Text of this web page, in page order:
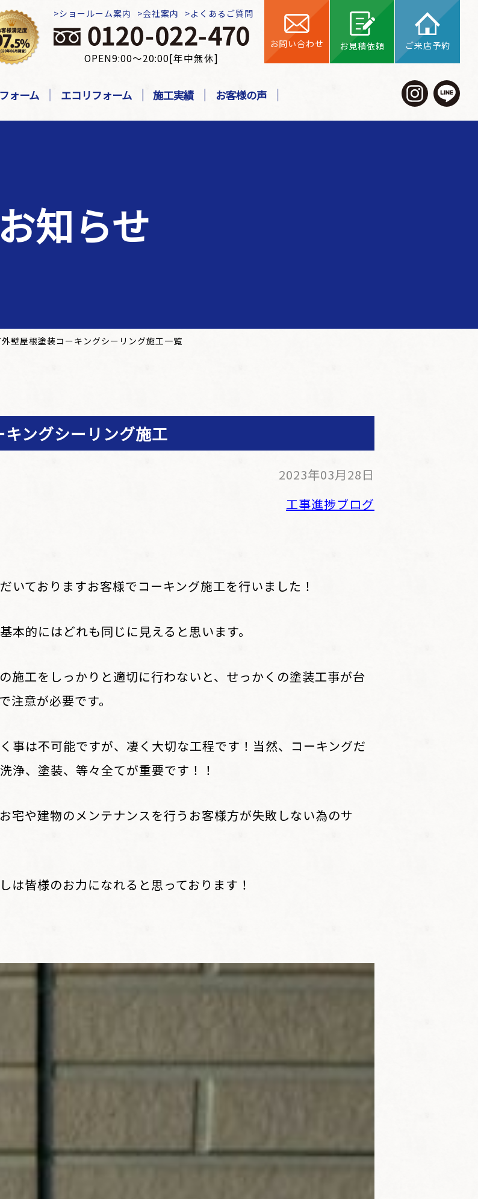
ショールーム案内 会社案内 よくあるご質問
OPEN9:00～20:00[年中無休]
お問い合わせ お見積依頼 ご来店予約
ォーム エコリフォーム 施工実績 お客様の声
お知らせ
壁屋根塗装コーキングシーリング施工一覧
ングシーリング施工
2023年03月28日
工事進捗ブログ
いておりますお客様でコーキング施工を行いました！
的にはどれも同じに見えると思います。
施工をしっかりと適切に行わないと、せっかくの塗装工事が台
意が必要です。
事は不可能ですが、凄く大切な工程です！当然、コーキングだ
浄、塗装、等々全てが重要です！！
宅や建物のメンテナンスを行うお客様方が失敗しない為のサ
は皆様のお力になれると思っております！